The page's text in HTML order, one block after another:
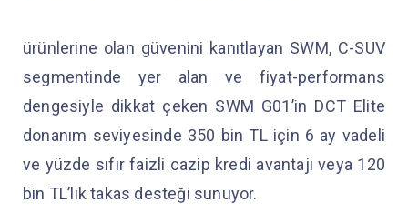
ürünlerine olan güvenini kanıtlayan SWM, C-SUV
segmentinde yer alan ve fiyat-performans
dengesiyle dikkat çeken SWM G01’in DCT Elite
donanım seviyesinde 350 bin TL için 6 ay vadeli
ve yüzde sıfır faizli cazip kredi avantajı veya 120
bin TL’lik takas desteği sunuyor.